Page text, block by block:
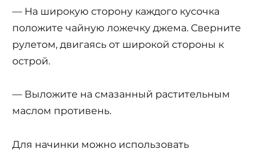
— На широкую сторону каждого кусочка
положите чайную ложечку джема. Сверните
рулетом, двигаясь от широкой стороны к
острой.
— Выложите на смазанный растительным
маслом противень.
Для начинки можно использовать